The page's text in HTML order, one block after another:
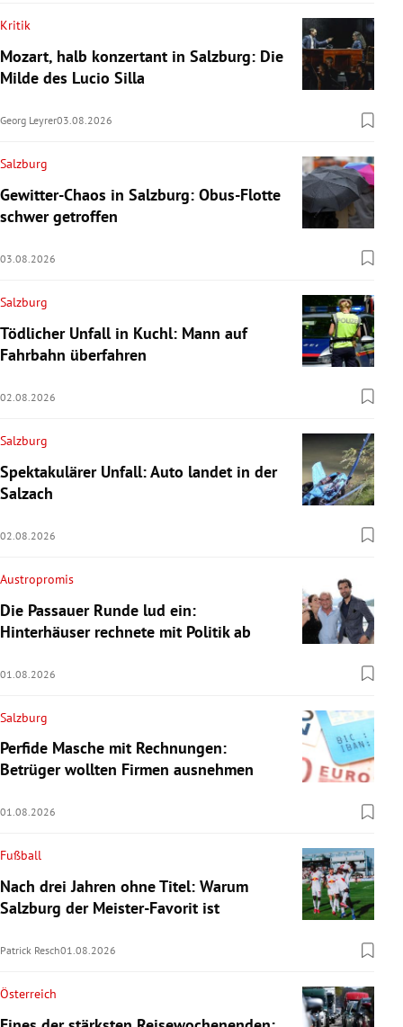
Kritik
Mozart, halb konzertant in Salzburg: Die
Milde des Lucio Silla
Georg Leyrer03.08.2026
Salzburg
Gewitter-Chaos in Salzburg: Obus-Flotte
schwer getroffen
03.08.2026
Salzburg
Tödlicher Unfall in Kuchl: Mann auf
Fahrbahn überfahren
02.08.2026
Salzburg
Spektakulärer Unfall: Auto landet in der
Salzach
02.08.2026
Austropromis
Die Passauer Runde lud ein:
Hinterhäuser rechnete mit Politik ab
01.08.2026
Salzburg
Perfide Masche mit Rechnungen:
Betrüger wollten Firmen ausnehmen
01.08.2026
Fußball
Nach drei Jahren ohne Titel: Warum
Salzburg der Meister-Favorit ist
Patrick Resch01.08.2026
Österreich